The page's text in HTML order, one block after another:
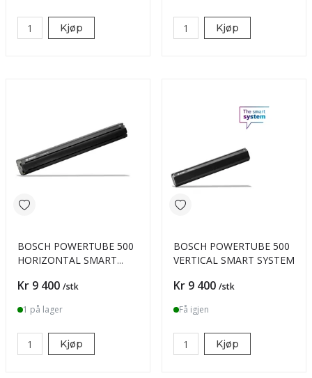
Kjøp Kjøp
BOSCH POWERTUBE 500
HORIZONTAL SMART
Pris
Kr 9 400 /stk
1 på lager
Kjøp
BOSCH POWERTUBE 500
VERTICAL SMART SYSTEM
Pris
Kr 9 400 /stk
Få igjen
Kjøp